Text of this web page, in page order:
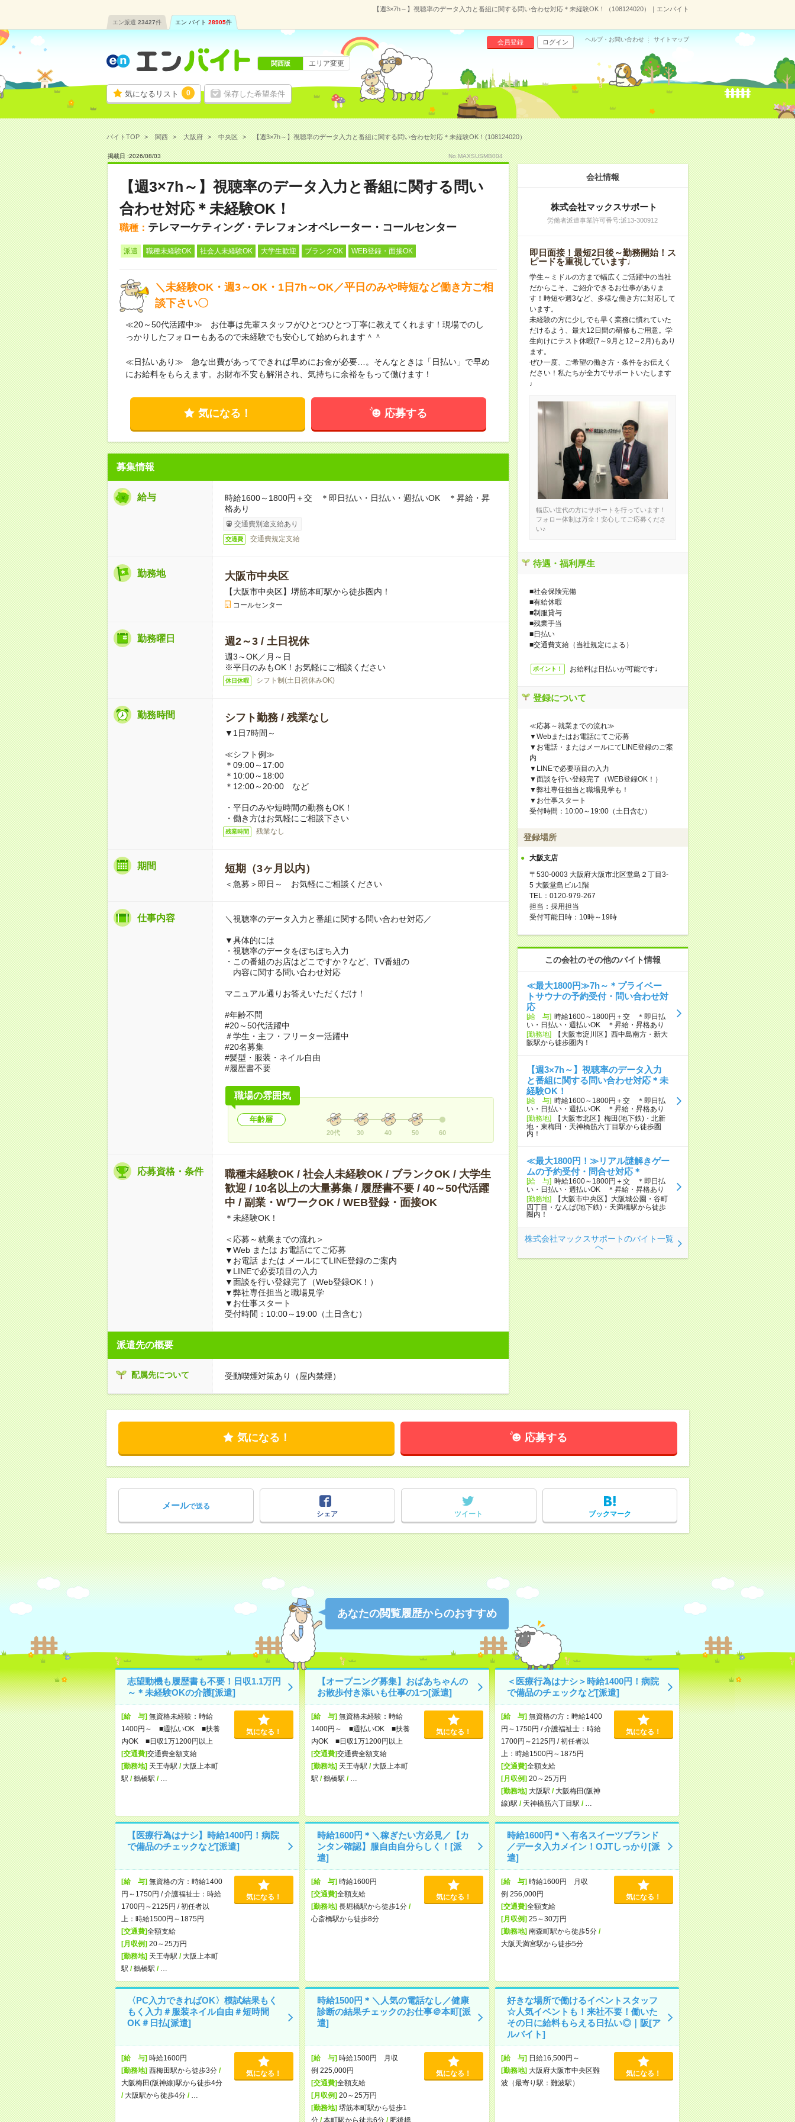
【週3×7h～】視聴率のデータ入力と番組に関する問い合わせ対応＊未経験OK！（108124020）｜エンバイト
エン派遣 23427件 エン バイト 28905件
気になるリスト 0 保存した希望条件
会員登録 ログイン ヘルプ・お問い合わせ サイトマップ
関西版 エリア変更
バイトTOP 関西 大阪府 中央区 【週3×7h～】視聴率のデータ入力と番組に関する問い合わせ対応＊未経験OK！(108124020）
掲載日 :2026/08/03 No.MAXSUSMB004
【週3×7h～】視聴率のデータ入力と番組に関する問い
合わせ対応＊未経験OK！
職種： テレマーケティング・テレフォンオペレーター・コールセンター
派遣 職種未経験OK 社会人未経験OK 大学生歓迎 ブランクOK WEB登録・面接OK
＼未経験OK・週3～OK・1日7h～OK／平日のみや時短など働き方ご相
談下さい〇
≪20～50代活躍中≫ お仕事は先輩スタッフがひとつひとつ丁寧に教えてくれます！現場でのし
っかりしたフォローもあるので未経験でも安心して始められます＾＾
≪日払いあり≫ 急な出費があってできれば早めにお金が必要…。そんなときは「日払い」で早め
にお給料をもらえます。お財布不安も解消され、気持ちに余裕をもって働けます！
気になる！ 応募する
募集情報
給与
時給1600～1800円＋交 ＊即日払い・日払い・週払いOK ＊昇給・昇
格あり
交通費別途支給あり
交通費 交通費規定支給
勤務地 大阪市中央区
【大阪市中央区】堺筋本町駅から徒歩圏内！
コールセンター
勤務曜日 週2～3 / 土日祝休
週3～OK／月～日
※平日のみもOK！お気軽にご相談ください
休日休暇 シフト制(土日祝休みOK)
勤務時間 シフト勤務 / 残業なし
▼1日7時間～
≪シフト例≫
＊09:00～17:00
＊10:00～18:00
＊12:00～20:00 など
・平日のみや短時間の勤務もOK！
・働き方はお気軽にご相談下さい
残業時間 残業なし
期間 短期（3ヶ月以内）
＜急募＞即日～ お気軽にご相談ください
仕事内容 ＼視聴率のデータ入力と番組に関する問い合わせ対応／
▼具体的には
・視聴率のデータをぽちぽち入力
・この番組のお店はどこですか？など、TV番組の
内容に関する問い合わせ対応
マニュアル通りお答えいただくだけ！
#年齢不問
#20～50代活躍中
＃学生・主フ・フリーター活躍中
#20名募集
#髪型・服装・ネイル自由
#履歴書不要
職場の雰囲気
年齢層
20代 30 40 50 60
応募資格・条件
職種未経験OK / 社会人未経験OK / ブランクOK / 大学生
歓迎 / 10名以上の大量募集 / 履歴書不要 / 40～50代活躍
中 / 副業・WワークOK / WEB登録・面接OK
＊未経験OK！
＜応募～就業までの流れ＞
▼Web または お電話にてご応募
▼お電話 または メールにてLINE登録のご案内
▼LINEで必要項目の入力
▼面談を行い登録完了（Web登録OK！）
▼弊社専任担当と職場見学
▼お仕事スタート
受付時間：10:00～19:00（土日含む）
派遣先の概要
配属先について 受動喫煙対策あり（屋内禁煙）
会社情報
株式会社マックスサポート
労働者派遣事業許可番号:派13-300912
即日面接！最短2日後～勤務開始！ス
ピードを重視しています♩
学生～ミドルの方まで幅広くご活躍中の当社
だからこそ、ご紹介できるお仕事がありま
す！時短や週3など、多様な働き方に対応して
います。
未経験の方に少しでも早く業務に慣れていた
だけるよう、最大12日間の研修もご用意。学
生向けにテスト休暇(7～9月と12～2月)もあり
ます。
ぜひ一度、ご希望の働き方・条件をお伝えく
ださい！私たちが全力でサポートいたします
♩
幅広い世代の方にサポートを行っています！
フォロー体制は万全！安心してご応募くださ
い♪
待遇・福利厚生
■社会保険完備
■有給休暇
■制服貸与
■残業手当
■日払い
■交通費支給（当社規定による）
ポイント！ お給料は日払いが可能です♩
登録について
≪応募～就業までの流れ≫
▼Webまたはお電話にてご応募
▼お電話・またはメールにてLINE登録のご案
内
▼LINEで必要項目の入力
▼面談を行い登録完了（WEB登録OK！）
▼弊社専任担当と職場見学も！
▼お仕事スタート
受付時間：10:00～19:00（土日含む）
登録場所
大阪支店
〒530-0003 大阪府大阪市北区堂島２丁目3-
5 大阪堂島ビル1階
TEL：0120-979-267
担当：採用担当
受付可能日時：10時～19時
この会社のその他のバイト情報
≪最大1800円≫7h～＊プライベー
トサウナの予約受付・問い合わせ対
応
[給 与] 時給1600～1800円＋交 ＊即日払
い・日払い・週払いOK ＊昇給・昇格あり
[勤務地]
【大阪市淀川区】西中島南方・新大
阪駅から徒歩圏内！
【週3×7h～】視聴率のデータ入力
と番組に関する問い合わせ対応＊未
経験OK！
[給 与] 時給1600～1800円＋交 ＊即日払
い・日払い・週払いOK ＊昇給・昇格あり
[勤務地]
【大阪市北区】梅田(地下鉄)・北新
地・東梅田・天神橋筋六丁目駅から徒歩圏
内！
≪最大1800円！≫リアル謎解きゲー
ムの予約受付・問合せ対応＊
[給 与] 時給1600～1800円＋交 ＊即日払
い・日払い・週払いOK ＊昇給・昇格あり
[勤務地]
【大阪市中央区】大阪城公園・谷町
四丁目・なんば(地下鉄)・天満橋駅から徒歩
圏内！
株式会社マックスサポートのバイト一覧
へ
気になる！ 応募する
メールで送る
シェア
ツイート ブックマーク
あなたの閲覧履歴からのおすすめ
志望動機も履歴書も不要！日収1.1万円
～＊未経験OKの介護[派遣]
[給 与]無資格未経験：時給
1400円～ ■週払いOK ■扶養
内OK ■日収1万1200円以上
[交通費]交通費全額支給
[勤務地]天王寺駅 / 大阪上本町
駅 /鶴橋駅 /
気になる！
【オープニング募集】おばあちゃんの
お散歩付き添いも仕事の1つ[派遣]
[給 与]無資格未経験：時給
1400円～ ■週払いOK ■扶養
内OK ■日収1万1200円以上
[交通費]交通費全額支給
[勤務地]天王寺駅 / 大阪上本町
駅 /鶴橋駅 /
気になる！
＜医療行為はナシ＞時給1400円！病院
で備品のチェックなど[派遣]
[給 与]無資格の方：時給1400
円～1750円 / 介護福祉士：時給
1700円～2125円 / 初任者以
上：時給1500円～1875円
[交通費]全額支給
[月収例]20～25万円
[勤務地]大阪駅 / 大阪梅田(阪神
線)駅 / 天神橋筋六丁目駅 /
気になる！
【医療行為はナシ】時給1400円！病院
で備品のチェックなど[派遣]
[給 与]無資格の方：時給1400
円～1750円 / 介護福祉士：時給
1700円～2125円 / 初任者以
上：時給1500円～1875円
[交通費]全額支給
[月収例]20～25万円
[勤務地]天王寺駅 / 大阪上本町
駅 /鶴橋駅 /
気になる！
時給1600円＊＼稼ぎたい方必見／【カ
ンタン確認】服自由自分らしく！[派
遣]
[給 与]時給1600円
[交通費]全額支給
[勤務地]長堀橋駅から徒歩1分/
心斎橋駅から徒歩8分
気になる！
時給1600円＊＼有名スイーツブランド
／データ入力メイン！OJTしっかり[派
遣]
[給 与]時給1600円 月収
例 256,000円
[交通費]全額支給
[月収例]25～30万円
[勤務地]南森町駅から徒歩5分/
大阪天満宮駅から徒歩5分
気になる！
〈PC入力できればOK〉模試結果もく
もく入力＃服装ネイル自由＃短時間
OK＃日払[派遣]
[給 与]時給1600円
[勤務地]西梅田駅から徒歩3分/
大阪梅田(阪神線)駅から徒歩4分
/ 大阪駅から徒歩4分/
気になる！
時給1500円＊＼人気の電話なし／健康
診断の結果チェックのお仕事＠本町[派
遣]
[給 与]時給1500円 月収
例 225,000円
[交通費]全額支給
[月収例]20～25万円
[勤務地]堺筋本町駅から徒歩1
分/本町駅から徒歩6分/ 肥後橋
気になる！
好きな場所で働けるイベントスタッフ
☆人気イベントも！来社不要！働いた
その日に給料もらえる日払い◎｜阪[ア
ルバイト]
[給 与]日給16,500円～
[勤務地]大阪府大阪市中央区難
波（最寄り駅：難波駅）
気になる！